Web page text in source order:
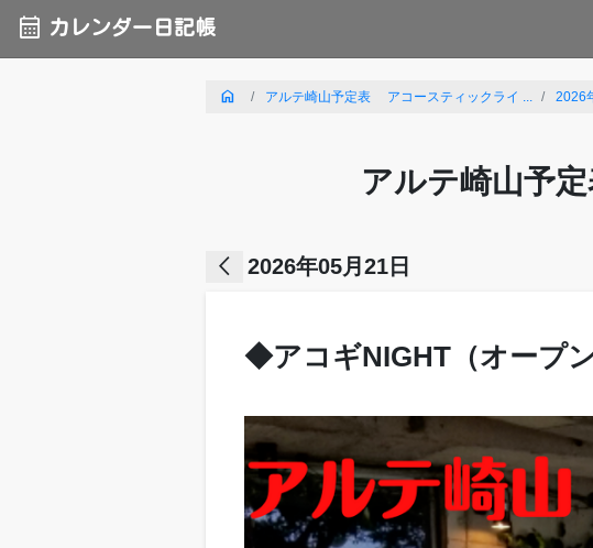
calendar_month カレンダー日記帳
home アルテ崎山予定表 アコースティックライ ... 2026
アルテ崎山予
arrow_back_ios 2026年05月21日
◆アコギNIGHT（オープ